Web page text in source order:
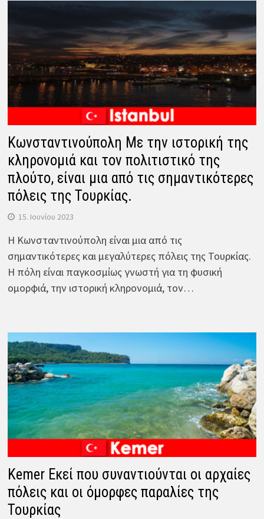
Κωνσταντινούπολη Με την ιστορική της
κληρονομιά και τον πολιτιστικό της
πλούτο, είναι μια από τις σημαντικότερες
πόλεις της Τουρκίας.
15. Ιουνίου 2023
Η Κωνσταντινούπολη είναι μια από τις
σημαντικότερες και μεγαλύτερες πόλεις της Τουρκίας.
Η πόλη είναι παγκοσμίως γνωστή για τη φυσική
ομορφιά, την ιστορική κληρονομιά, τον…
Kemer Εκεί που συναντιούνται οι αρχαίες
πόλεις και οι όμορφες παραλίες της
Τουρκίας